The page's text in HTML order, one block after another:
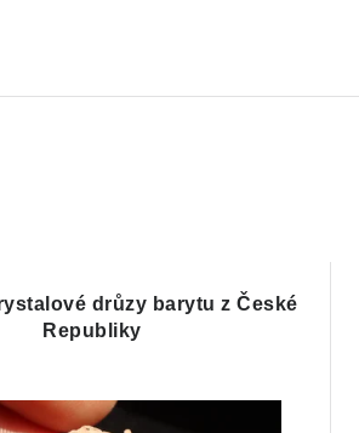
drůzy barytu z České
Republiky